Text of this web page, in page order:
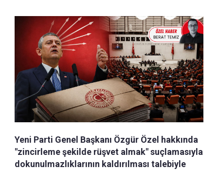
Yeni Parti Genel Başkanı Özgür Özel hakkında
"zincirleme şekilde rüşvet almak" suçlamasıyla
dokunulmazlıklarının kaldırılması talebiyle